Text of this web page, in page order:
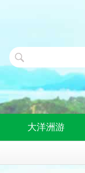
大洋洲游